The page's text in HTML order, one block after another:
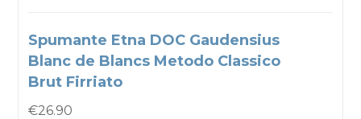
Spumante Etna DOC Gaudensius
Blanc de Blancs Metodo Classico
Brut Firriato
€26.90